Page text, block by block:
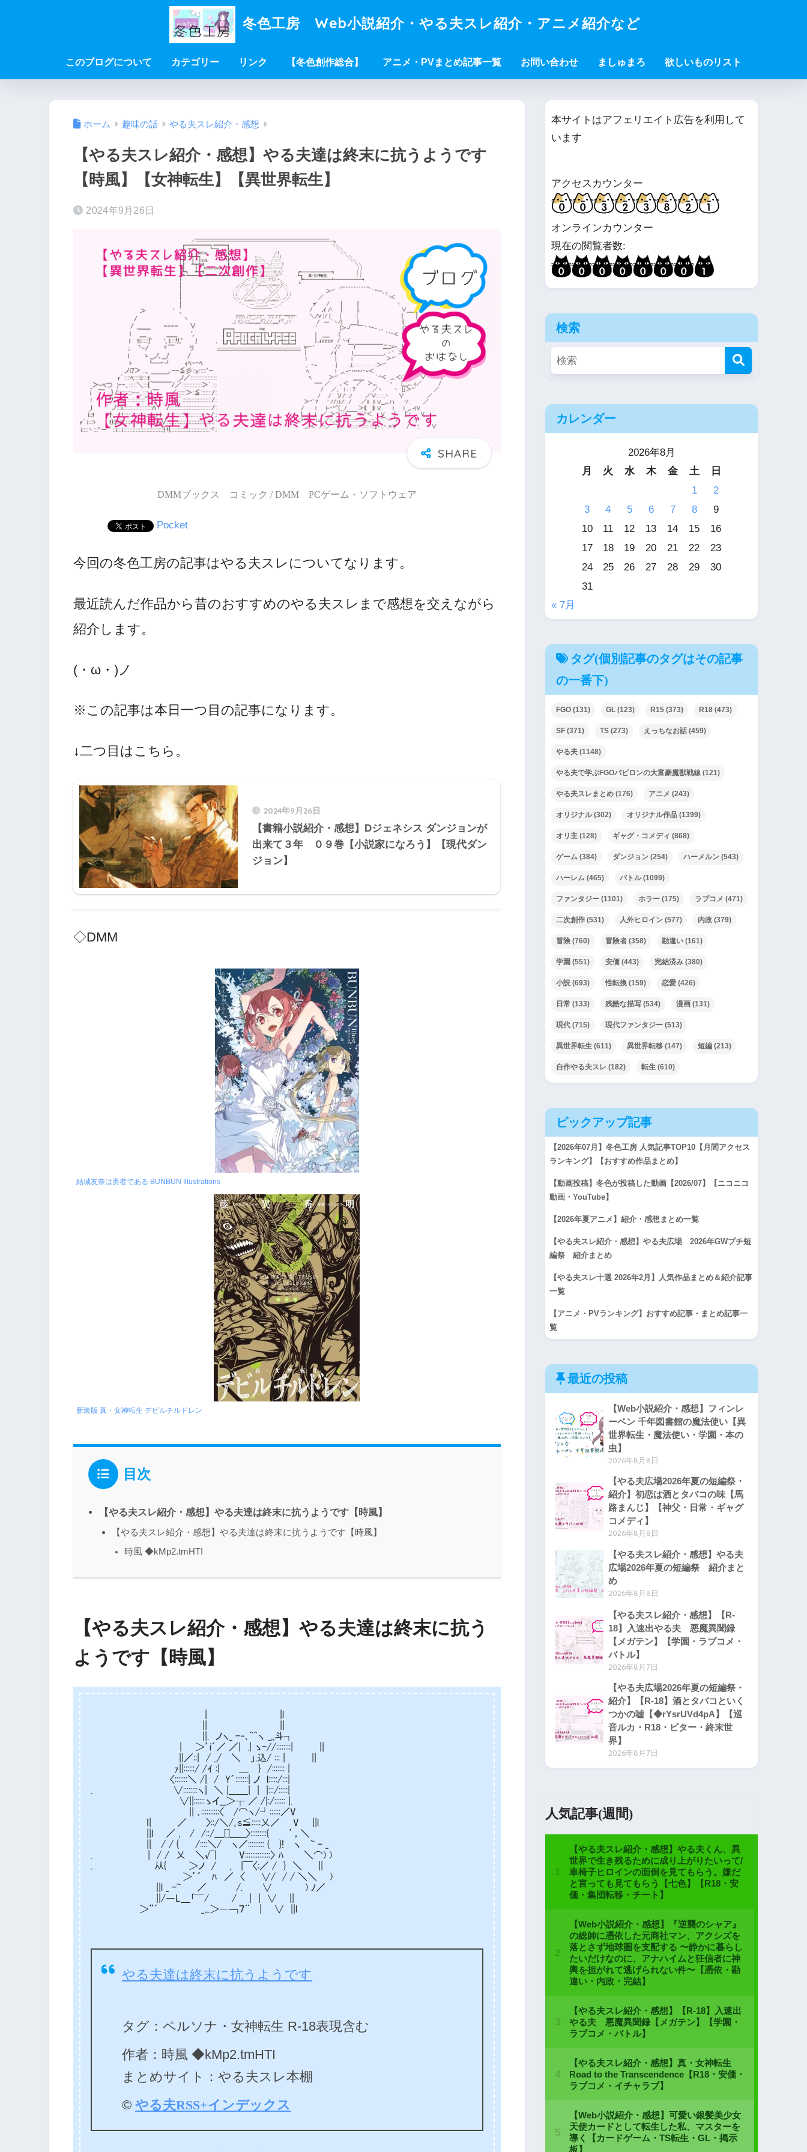
冬色工房 Web小説紹介・やる夫スレ紹介・アニメ紹介など
このブログについて カテゴリー リンク 【冬色創作総合】 アニメ・PVまとめ記事一覧 お問い合わせ ましゅまろ 欲しいものリスト
ホーム 趣味の話 やる夫スレ紹介・感想
【やる夫スレ紹介・感想】やる夫達は終末に抗うようです
【時風】【女神転生】【異世界転生】
2024年9月26日
DMMブックス コミック / DMM PCゲーム・ソフトウェア
Pocket
今回の冬色工房の記事はやる夫スレについてなります。
最近読んだ作品から昔のおすすめのやる夫スレまで感想を交えながら
紹介します。
(・ω・)ノ
※この記事は本日一つ目の記事になります。
↓二つ目はこちら。
2024年9月26日
【書籍小説紹介・感想】Dジェネシス ダンジョンが
出来て３年 ０９巻【小説家になろう】【現代ダン
ジョン】
◇DMM
結城友奈は勇者である BUNBUN Illustrations
新装版 真・女神転生 デビルチルドレン
目次
【やる夫スレ紹介・感想】やる夫達は終末に抗うようです【時風】
【やる夫スレ紹介・感想】やる夫達は終末に抗うようです【時風】
時風 ◆kMp2.tmHTI
【やる夫スレ紹介・感想】やる夫達は終末に抗う
ようです【時風】
| |l
||. ノヽ_ -‐､^^ヽ _,,斗┐
| ＞’i´／ ／| .| ゝ-//::::::::| ||
||／::| / _/ ＼Ⅳ」.込/ ::: | ||
ｧ||::::::/ /ｲ :| ＿ } /::::::: |
〈:::::::＼ /| / Y´:::::::| ノ l:::::/:::|
. ∨::::::::ヽ| ＼ |＿＿| | |:::/:::::|
∨||::::::ゝイ__＞┬ ／ /|:/:::::: |.
|| ､::::::::::〈 /⌒ヽ/┘::::::／V
ｌ| ／ 〉::/＼/｡s≦:::::乂／ V ||l
||l ／ , / /::/＿[]＿__〉:::::::::{ ’，＼
|| / / { /::::＼/ ヽ／::::::::: { }! ヽ ~ ‐ _
. | / / 乂 ＼√| V::::::::::::::〉 ﾊ ＼⌒) )
. 从{ ＞ノ / , |￣〈:／ / } ＼ ||
＞’´ ﾊ ／ 〈 ∨/ / / ＼＼ )
||l _ -~ ／ /. ∨ ) ﾉ／
||/―L＿｢￣/ / | | ∨ ||
＞”´ _,,.＞―￢７¨ | ∨ ||l
やる夫達は終末に抗うようです
タグ：ペルソナ・女神転生 R-18表現含む
作者：時風 ◆kMp2.tmHTI
まとめサイト：やる夫スレ本棚
©やる夫RSS+インデックス
本サイトはアフェリエイト広告を利用して
います
アクセスカウンター
オンラインカウンター
現在の閲覧者数:
検索
カレンダー
2026年8月
月
火 水 木 金 土
日
1
2
3
4 5 6 7 8
9
10
11 12 13 14 15
16
17
18 19 20 21 22
23
24
25 26 27 28 29
30
31
« 7月
タグ(個別記事のタグはその記事
の一番下)
FGO (131) GL (123) R15 (373) R18 (473)
SF (371) TS (273) えっちなお話 (459)
やる夫 (1148)
やる夫で学ぶFGOバビロンの大富豪魔獣戦線 (121)
やる夫スレまとめ (176) アニメ (243)
オリジナル(302) オリジナル作品 (1399)
オリ主 (128) ギャグ・コメディ (868)
ゲーム (384) ダンジョン (254) ハーメルン (543)
ハーレム (465) バトル(1099)
ファンタジー (1101) ホラー (175) ラブコメ (471)
二次創作 (531) 人外ヒロイン (577) 内政 (379)
冒険 (760) 冒険者 (358) 勘違い (161)
学園 (551) 安価 (443) 完結済み (380)
小説(693) 性転換 (159) 恋愛 (426)
日常 (133) 残酷な描写 (534) 漫画 (131)
現代 (715) 現代ファンタジー (513)
異世界転生 (611) 異世界転移 (147) 短編 (213)
自作やる夫スレ (182) 転生 (610)
ピックアップ記事
【2026年07月】冬色工房 人気記事TOP10【月間アクセス
ランキング】【おすすめ作品まとめ】
【動画投稿】冬色が投稿した動画【2026/07】【ニコニコ
動画・YouTube】
【2026年夏アニメ】紹介・感想まとめ一覧
【やる夫スレ紹介・感想】やる夫広場 2026年GWプチ短
編祭 紹介まとめ
【やる夫スレ十選 2026年2月】人気作品まとめ＆紹介記事
一覧
【アニメ・PVランキング】おすすめ記事・まとめ記事一
覧
最近の投稿
【Web小説紹介・感想】フィンレ
ーベン 千年図書館の魔法使い【異
世界転生・魔法使い・学園・本の
虫】
2026年8月8日
【やる夫広場2026年夏の短編祭・
紹介】初恋は酒とタバコの味【馬
路まんじ】【神父・日常・ギャグ
コメディ】
2026年8月8日
【やる夫スレ紹介・感想】やる夫
広場2026年夏の短編祭 紹介まと
め
2026年8月8日
【やる夫スレ紹介・感想】【R-
18】入速出やる夫 悪魔異聞録
【メガテン】【学園・ラブコメ・
バトル】
2026年8月7日
【やる夫広場2026年夏の短編祭・
紹介】【R-18】酒とタバコといく
つかの嘘【◆rYsrUVd4pA】【巡
音ルカ・R18・ビター・終末世
界】
2026年8月7日
人気記事(週間)